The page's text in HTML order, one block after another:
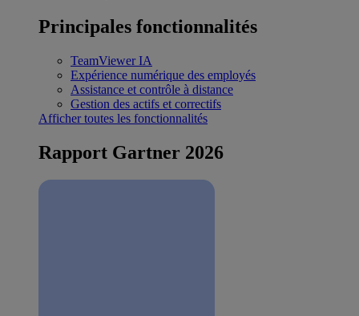
Principales fonctionnalités
TeamViewer IA
Expérience numérique des employés
Assistance et contrôle à distance
Gestion des actifs et correctifs
Afficher toutes les fonctionnalités
Rapport Gartner 2026